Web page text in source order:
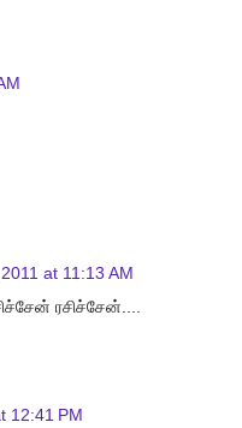
at 11:13 AM
ரசிச்சேன்....
12:41 PM